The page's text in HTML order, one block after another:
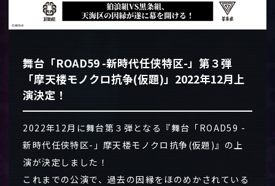
舞台「ROAD59 -新時代任侠特区-」第３弾
「摩天楼モノクロ抗争(仮題)」2022年12月上
演決定！
2022年12月に舞台第３弾となる『舞台「ROAD59 -
新時代任侠特区-」摩天楼モノクロ抗争(仮題)』の上
演が決定しました！
これまでの公演で、過去の因縁をほのめかされている